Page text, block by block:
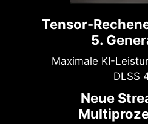
Tensor-
5.
Maximale KI-
DLSS
Neue